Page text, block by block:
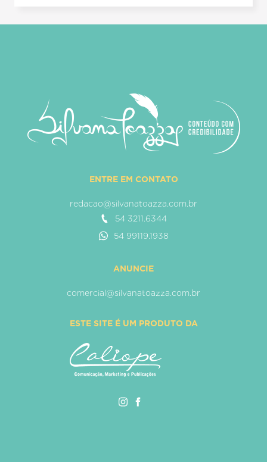
ENTRE EM CONTATO
redacao@silvanatoazza.com.br
54 3211.6344
54 99119.1938
ANUNCIE
comercial@silvanatoazza.com.br
ESTE SITE É UM PRODUTO DA